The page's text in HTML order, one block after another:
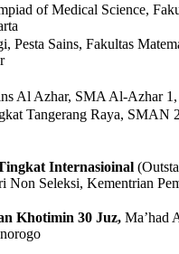
of Medical Science,
Pesta Sains, Fakultas
Al Azhar, SMA Al-Azhar 1,
Tangerang Raya, SMAN
Internasioinal
Non Seleksi, Kementrian
Khotimin 30 Juz, Ma’had